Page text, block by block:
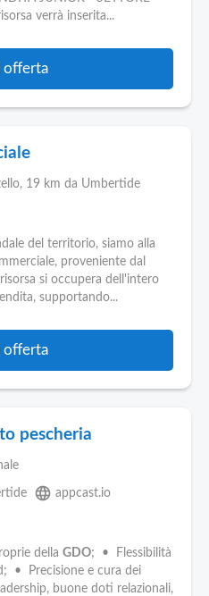
verrà inserita...
offerta
, 19 km da Umbertide
del territorio, siamo alla
proveniente dal
si occupera dell'intero
supportando...
offerta
pescheria
language appcast.io
della GDO; • Flessibilità
• Precisione e cura dei
buone doti relazionali,